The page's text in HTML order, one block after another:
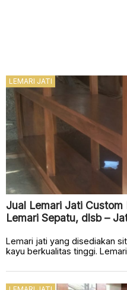
LEMARI JATI
Jual Lemari Jati
Lemari Sepatu, dlsb –
Lemari jati yang disediakan
kayu berkualitas tinggi.